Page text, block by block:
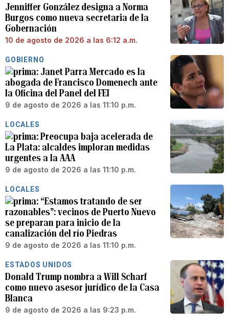
Jenniffer González designa a Norma
Burgos como nueva secretaria de la
Gobernación
10 de agosto de 2026 a las 6:12 a.m.
GOBIERNO
Janet Parra Mercado es la
abogada de Francisco Domenech ante
la Oficina del Panel del FEI
9 de agosto de 2026 a las 11:10 p.m.
LOCALES
Preocupa baja acelerada de
La Plata: alcaldes imploran medidas
urgentes a la AAA
9 de agosto de 2026 a las 11:10 p.m.
LOCALES
“Estamos tratando de ser
razonables”: vecinos de Puerto Nuevo
se preparan para inicio de la
canalización del río Piedras
9 de agosto de 2026 a las 11:10 p.m.
ESTADOS UNIDOS
Donald Trump nombra a Will Scharf
como nuevo asesor jurídico de la Casa
Blanca
9 de agosto de 2026 a las 9:23 p.m.